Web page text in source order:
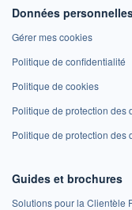
Données
Gérer mes cookies
Politique de confidentialité
Politique de cookies
Politique de protection des
Politique de protection des
Guides et brochures
Solutions pour la Clientèle